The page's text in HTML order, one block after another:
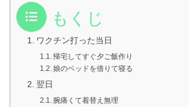
もくじ
ワクチン打った当日
帰宅してすぐ夕ご飯作り
娘のベッドを借りて寝る
翌日
腕痛くて着替え無理